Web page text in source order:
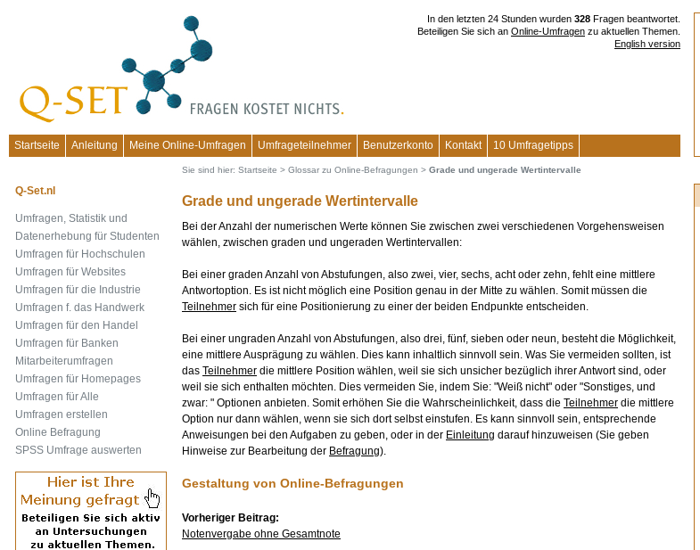
In den letzten 24 Stunden wurden 328 Fragen beantwortet.
Beteiligen Sie sich an Online-Umfragen zu aktuellen Themen.
English version
Startseite
Anleitung Meine Online-Umfragen Umfrageteilnehmer Benutzerkonto Kontakt 10 Umfragetipps
Sie sind hier: Startseite > Glossar zu Online-Befragungen > Grade und ungerade Wertintervalle
Grade und ungerade Wertintervalle
Bei der Anzahl der numerischen Werte können Sie zwischen zwei verschiedenen Vorgehensweisen
wählen, zwischen graden und ungeraden Wertintervallen:
Bei einer graden Anzahl von Abstufungen, also zwei, vier, sechs, acht oder zehn, fehlt eine mittlere
Antwortoption. Es ist nicht möglich eine Position genau in der Mitte zu wählen. Somit müssen die
Teilnehmer sich für eine Positionierung zu einer der beiden Endpunkte entscheiden.
Bei einer ungraden Anzahl von Abstufungen, also drei, fünf, sieben oder neun, besteht die Möglichkeit,
eine mittlere Ausprägung zu wählen. Dies kann inhaltlich sinnvoll sein. Was Sie vermeiden sollten, ist
das Teilnehmer die mittlere Position wählen, weil sie sich unsicher bezüglich ihrer Antwort sind, oder
weil sie sich enthalten möchten. Dies vermeiden Sie, indem Sie: "Weiß nicht" oder "Sonstiges, und
zwar: " Optionen anbieten. Somit erhöhen Sie die Wahrscheinlichkeit, dass die Teilnehmer die mittlere
Option nur dann wählen, wenn sie sich dort selbst einstufen. Es kann sinnvoll sein, entsprechende
Anweisungen bei den Aufgaben zu geben, oder in der Einleitung darauf hinzuweisen (Sie geben
Hinweise zur Bearbeitung der Befragung).
Gestaltung von Online-Befragungen
Vorheriger Beitrag:
Notenvergabe ohne Gesamtnote
Q-Set.nl
Umfragen, Statistik und
Datenerhebung für Studenten
Umfragen für Hochschulen
Umfragen für Websites
Umfragen für die Industrie
Umfragen f. das Handwerk
Umfragen für den Handel
Umfragen für Banken
Mitarbeiterumfragen
Umfragen für Homepages
Umfragen für Alle
Umfragen erstellen
Online Befragung
SPSS Umfrage auswerten